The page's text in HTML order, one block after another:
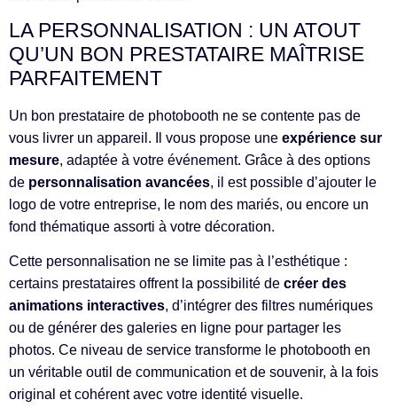
LA PERSONNALISATION : UN ATOUT
QU’UN BON PRESTATAIRE MAÎTRISE
PARFAITEMENT
Un bon prestataire de photobooth ne se contente pas de
vous livrer un appareil. Il vous propose une expérience sur
mesure, adaptée à votre événement. Grâce à des options
de personnalisation avancées, il est possible d’ajouter le
logo de votre entreprise, le nom des mariés, ou encore un
fond thématique assorti à votre décoration.
Cette personnalisation ne se limite pas à l’esthétique :
certains prestataires offrent la possibilité de créer des
animations interactives, d’intégrer des filtres numériques
ou de générer des galeries en ligne pour partager les
photos. Ce niveau de service transforme le photobooth en
un véritable outil de communication et de souvenir, à la fois
original et cohérent avec votre identité visuelle.